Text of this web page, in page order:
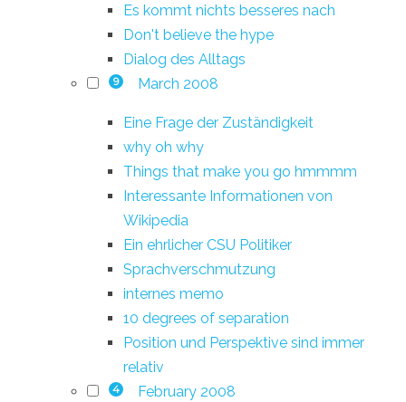
Es kommt nichts besseres nach
Don't believe the hype
Dialog des Alltags
9 March 2008
Eine Frage der Zuständigkeit
why oh why
Things that make you go hmmmm
Interessante Informationen von
Wikipedia
Ein ehrlicher CSU Politiker
Sprachverschmutzung
internes memo
10 degrees of separation
Position und Perspektive sind immer
relativ
4 February 2008